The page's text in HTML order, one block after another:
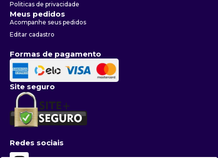
Politicas de privacidade
Meus pedidos
Acompanhe seus pedidos
Editar cadastro
Formas de pagamento
Site seguro
Redes sociais